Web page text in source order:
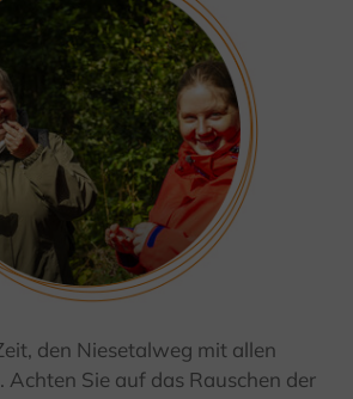
den Niesetalweg mit allen
Achten Sie auf das Rauschen der